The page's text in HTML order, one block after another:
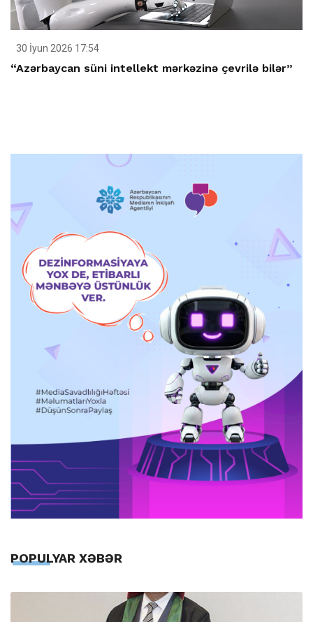
30 İyun 2026 17:54
“Azərbaycan süni intellekt mərkəzinə çevrilə bilər”
POPULYAR XƏBƏR